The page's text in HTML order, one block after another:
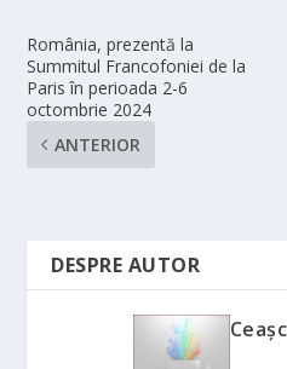
România, prezentă la
Summitul Francofoniei de la
Paris în perioada 2-6
octombrie 2024
ANTERIOR
DESPRE AUTOR